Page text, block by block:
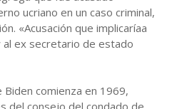
ucriano en un caso criminal,
«Acusación que implicaríaa
al ex secretario de estado
Biden comienza en 1969,
del consejo del condado de